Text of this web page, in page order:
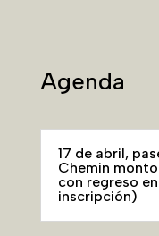
Agenda
17 de abril,
Chemin
con regreso
inscripción)